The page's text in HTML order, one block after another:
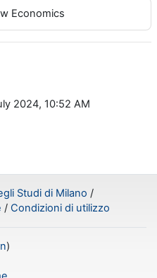
Economics
2024, 10:52 AM
Studi di Milano /
/ Condizioni di utilizzo
)